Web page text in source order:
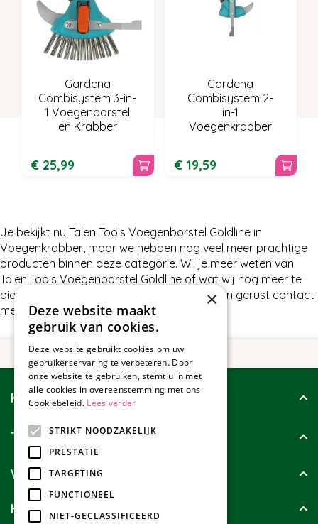
Gardena
Combisystem 3-in-
1 Voegenborstel
en Krabber
€ 25,99
Gardena
Combisystem 2-
in-1
Voegenkrabber
€ 19,59
Je bekijkt nu Talen Tools Voegenborstel Goldline in
Voegenkrabber, maar we hebben nog veel meer prachtige
producten binnen deze categorie. Wil je meer weten van
Talen Tools Voegenborstel Goldline of wat wij nog meer te
bieden hebben in Voegenkrabber, neem dan gerust contact
met ons op.
Klantenservice
Tuincollectie
Wie zijn wij?
Klanten geven ons
×
Deze website maakt
gebruik van cookies.
Deze website gebruikt cookies om uw
gebruikerservaring te verbeteren. Door
onze website te gebruiken, stemt u in met
alle cookies in overeenstemming met ons
Cookiebeleid. Lees verder
STRIKT NOODZAKELIJK
PRESTATIE
TARGETING
FUNCTIONEEL
NIET-GECLASSIFICEERD